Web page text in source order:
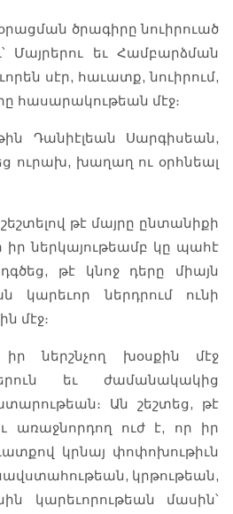
ծրագիրը նուիրուած
Մայրերու եւ Համբարձման
սէր, հաւատք, նուիրում,
հասարակութեան մէջ։
Դանիէլեան Սարգիսեան,
ուրախ, խաղաղ ու օրհնեալ
թէ մայրը ընտանիքի
իր ներկայութեամբ կը պահէ
թէ կնոջ դերը միայն
կարեւոր ներդրում ունի
մէջ։
ներշնչող խօսքին մէջ
եւ ժամանակակից
Ան շեշտեց, թէ
առաջնորդող ուժ է, որ իր
կրնայ փոփոխութիւն
կրթութեան,
կարեւորութեան մասին՝